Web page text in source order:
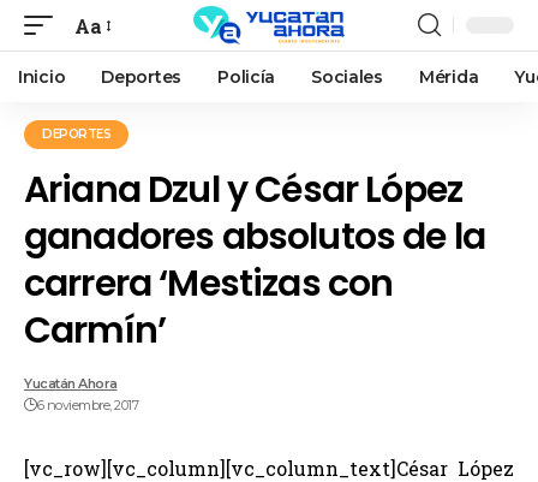
Aa
Inicio Deportes Policía Sociales Mérida
DEPORTES
Ariana Dzul y César López
ganadores absolutos de la
carrera ‘Mestizas con
Carmín’
Yucatán Ahora
6 noviembre, 2017
[vc_row][vc_column][vc_column_text]César López